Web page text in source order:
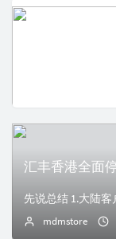
mdmstore